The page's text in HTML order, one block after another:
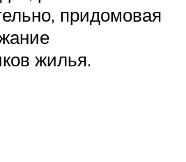
придомовая
жилья.